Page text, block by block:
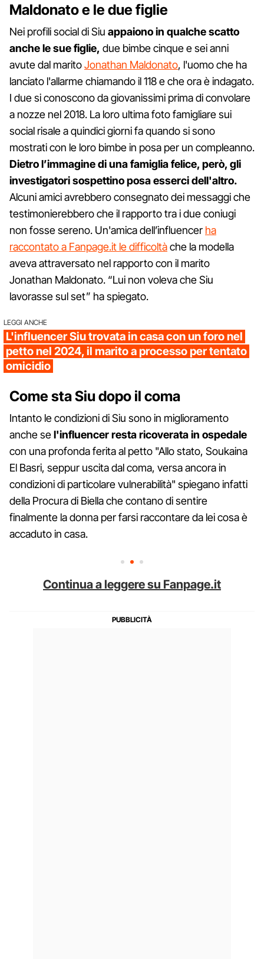
Maldonato e le due figlie
Nei profili social di Siu appaiono in qualche scatto
anche le sue figlie, due bimbe cinque e sei anni
avute dal maritoJonathan Maldonato, l'uomo che ha
lanciato l'allarme chiamando il 118 e che ora è indagato.
I due si conoscono da giovanissimi prima di convolare
a nozze nel 2018. La loro ultima foto famigliare sui
social risale a quindici giorni fa quando si sono
mostrati con le loro bimbe in posa per un compleanno.
Dietro l’immagine di una famiglia felice, però, gli
investigatori sospettino posa esserci dell'altro.
Alcuni amici avrebbero consegnato dei messaggi che
testimonierebbero che il rapporto tra i due coniugi
non fosse sereno. Un'amica dell’influencer ha
raccontato a Fanpage.it le difficoltàche la modella
aveva attraversato nel rapporto con il marito
Jonathan Maldonato. “Lui non voleva che Siu
lavorasse sul set” ha spiegato.
LEGGI ANCHE
L'influencer Siu trovata in casa con un foro nel
petto nel 2024, il marito a processo per tentato
omicidio
Come sta Siu dopo il coma
Intanto le condizioni di Siu sono in miglioramento
anche sel'influencer resta ricoverata in ospedale
con una profonda ferita al petto "Allo stato, Soukaina
El Basri, seppur uscita dal coma, versa ancora in
condizioni di particolare vulnerabilità" spiegano infatti
della Procura di Biella che contano di sentire
finalmente la donna per farsi raccontare da lei cosa è
accaduto in casa.
Continua a leggere su Fanpage.it